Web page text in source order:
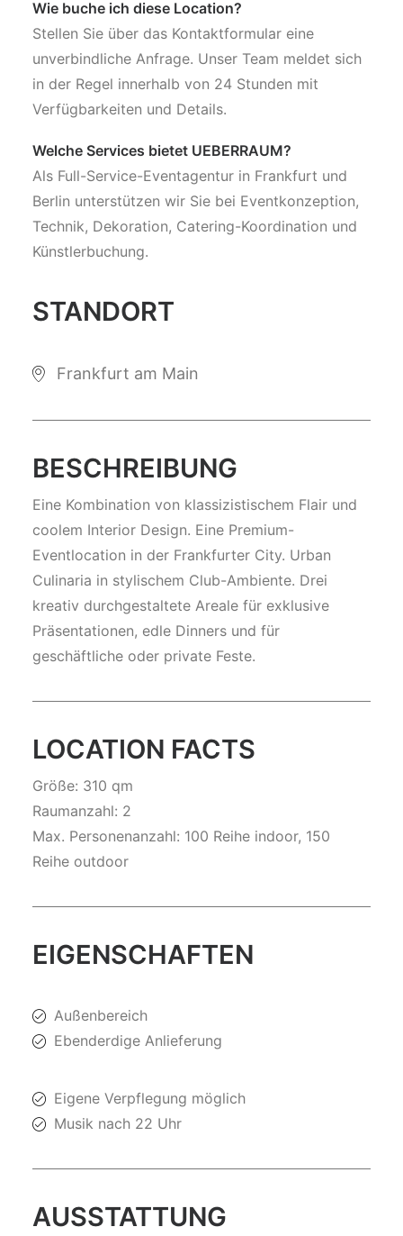
Wie buche ich diese Location?
Stellen Sie über das Kontaktformular eine
unverbindliche Anfrage. Unser Team meldet sich
in der Regel innerhalb von 24 Stunden mit
Verfügbarkeiten und Details.
Welche Services bietet UEBERRAUM?
Als Full-Service-Eventagentur in Frankfurt und
Berlin unterstützen wir Sie bei Eventkonzeption,
Technik, Dekoration, Catering-Koordination und
Künstlerbuchung.
STANDORT
Frankfurt am Main
BESCHREIBUNG
Eine Kombination von klassizistischem Flair und
coolem Interior Design. Eine Premium-
Eventlocation in der Frankfurter City. Urban
Culinaria in stylischem Club-Ambiente. Drei
kreativ durchgestaltete Areale für exklusive
Präsentationen, edle Dinners und für
geschäftliche oder private Feste.
LOCATION FACTS
Größe: 310 qm
Raumanzahl: 2
Max. Personenanzahl: 100 Reihe indoor, 150
Reihe outdoor
EIGENSCHAFTEN
Außenbereich
Ebenderdige Anlieferung
Eigene Verpflegung möglich
Musik nach 22 Uhr
AUSSTATTUNG